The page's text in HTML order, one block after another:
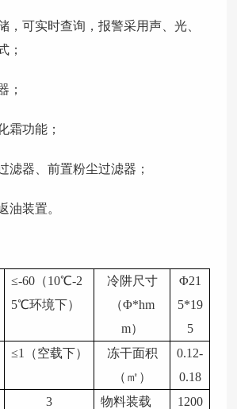
，可实时查询，报警采用声、光、
；
；
霜功能；
滤器、前置粉尘过滤器；
油装置。
≤-60（10℃-2
5℃环境下）
冷阱尺寸
（Φ*hm
m）
Φ21
5*19
5
≤1（空载下）
冻干面积
（㎡）
0.12-
0.18
3
物料装载
1200